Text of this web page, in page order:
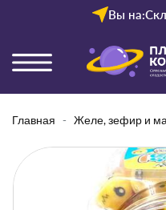
Вы на:
Главная Желе, зефир и